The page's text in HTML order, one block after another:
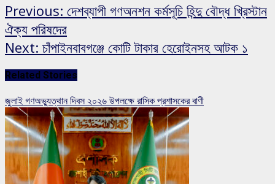
Previous: দেশব্যাপী গণঅনশন কর্মসূচি হিন্দু বৌদ্ধ খ্রিস্টান
ঐক্য পরিষদের
Next: চাঁপাইনবাবগঞ্জে কোটি টাকার হেরোইনসহ আটক ১
Related Stories
জুলাই গণঅভ্যুত্থান দিবস ২০২৬ উপলক্ষে রাসিক প্রশাসকের বাণী